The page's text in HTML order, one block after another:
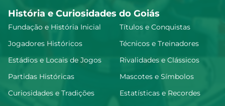
História e Curiosidades do Goiás
Fundação e História Inicial
Títulos e Conquistas
Jogadores Históricos
Técnicos e Treinadores
Estádios e Locais de Jogos
Rivalidades e Clássicos
Partidas Históricas
Mascotes e Símbolos
Curiosidades e Tradições
Estatísticas e Recordes